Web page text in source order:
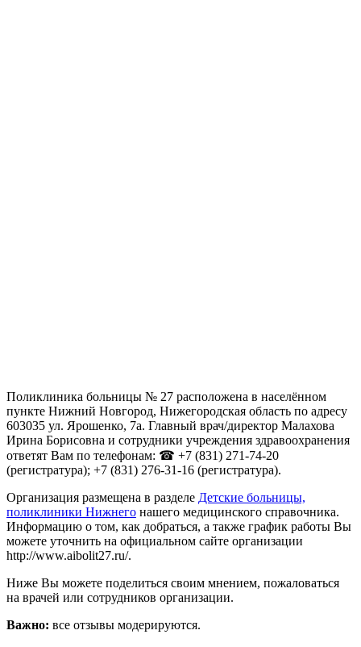
Поликлиника больницы № 27 расположена в населённом
пункте Нижний Новгород, Нижегородская область по адресу
603035 ул. Ярошенко, 7а. Главный врач/директор Малахова
Ирина Борисовна и сотрудники учреждения здравоохранения
ответят Вам по телефонам: ☎ +7 (831) 271-74-20
(регистратура); +7 (831) 276-31-16 (регистратура).
Организация размещена в разделе Детские больницы,
поликлиники Нижнего нашего медицинского справочника.
Информацию о том, как добраться, а также график работы Вы
можете уточнить на официальном сайте организации
http://www.aibolit27.ru/.
Ниже Вы можете поделиться своим мнением, пожаловаться
на врачей или сотрудников организации.
Важно: все отзывы модерируются.